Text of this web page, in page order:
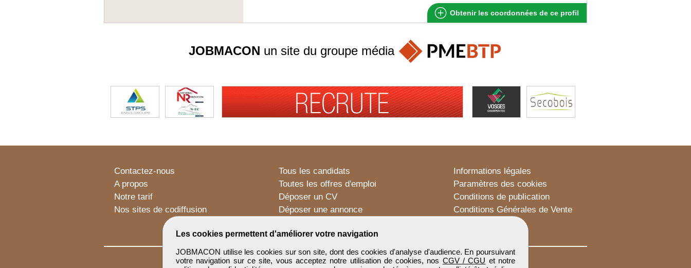
Obtenir les coordonnées de ce profil
Les cookies permettent d'améliorer votre navigation
JOBMACON utilise les cookies sur son site, dont des cookies d'analyse d'audience. En poursuivant
votre navigation sur ce site, vous acceptez notre utilisation de cookies, nos CGV / CGU et notre
JOBMACON un site du groupe média
Contactez-nous
A propos
Notre tarif
Nos sites de codiffusion
Tous les candidats
Toutes les offres d'emploi
Déposer un CV
Déposer une annonce
Informations légales
Paramètres des cookies
Conditions de publication
Conditions Générales de Vente